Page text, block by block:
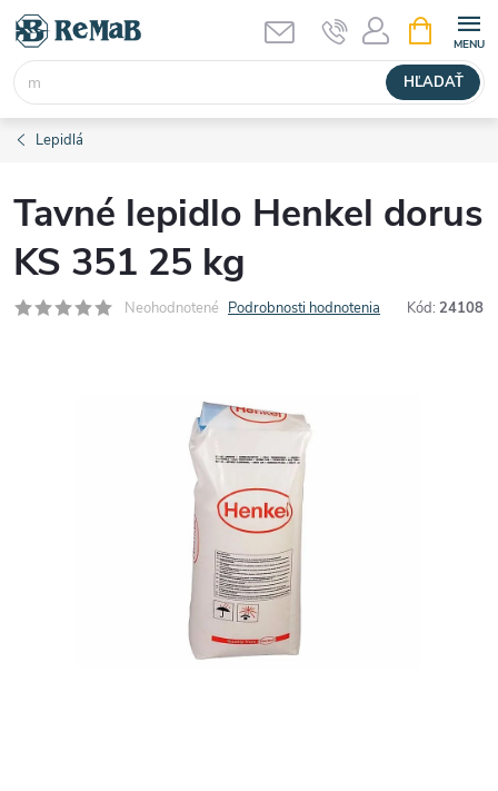
Prejsť
obsah
HĽADAŤ
KOŠÍK
Lepidlá
Tavné lepidlo Henkel dorus
KS 351 25 kg
Neohodnotené Podrobnosti hodnotenia Kód: 24108